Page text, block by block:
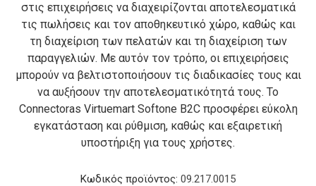
στις επιχειρήσεις να διαχειρίζονται αποτελεσματικά
τις πωλήσεις και τον αποθηκευτικό χώρο, καθώς και
τη διαχείριση των πελατών και τη διαχείριση των
παραγγελιών. Με αυτόν τον τρόπο, οι επιχειρήσεις
μπορούν να βελτιστοποιήσουν τις διαδικασίες τους και
να αυξήσουν την αποτελεσματικότητά τους. Το
Connectoras Virtuemart Softone B2C προσφέρει εύκολη
εγκατάσταση και ρύθμιση, καθώς και εξαιρετική
υποστήριξη για τους χρήστες.
Κωδικός προϊόντος: 09.217.0015